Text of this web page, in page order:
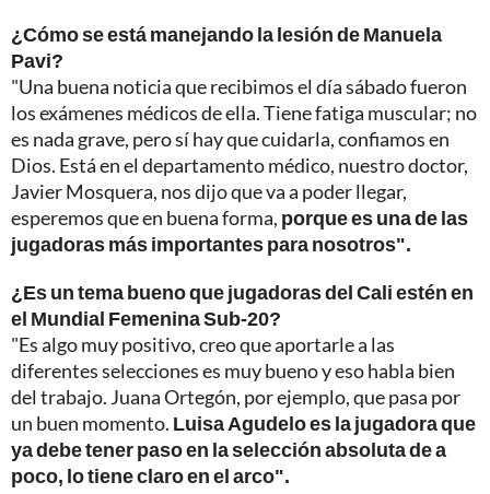
¿Cómo se está manejando la lesión de Manuela
Pavi?
"Una buena noticia que recibimos el día sábado fueron
los exámenes médicos de ella. Tiene fatiga muscular; no
es nada grave, pero sí hay que cuidarla, confiamos en
Dios. Está en el departamento médico, nuestro doctor,
Javier Mosquera, nos dijo que va a poder llegar,
esperemos que en buena forma, porque es una de las
jugadoras más importantes para nosotros".
¿Es un tema bueno que jugadoras del Cali estén en
el Mundial Femenina Sub-20?
"Es algo muy positivo, creo que aportarle a las
diferentes selecciones es muy bueno y eso habla bien
del trabajo. Juana Ortegón, por ejemplo, que pasa por
un buen momento. Luisa Agudelo es la jugadora que
ya debe tener paso en la selección absoluta de a
poco, lo tiene claro en el arco".